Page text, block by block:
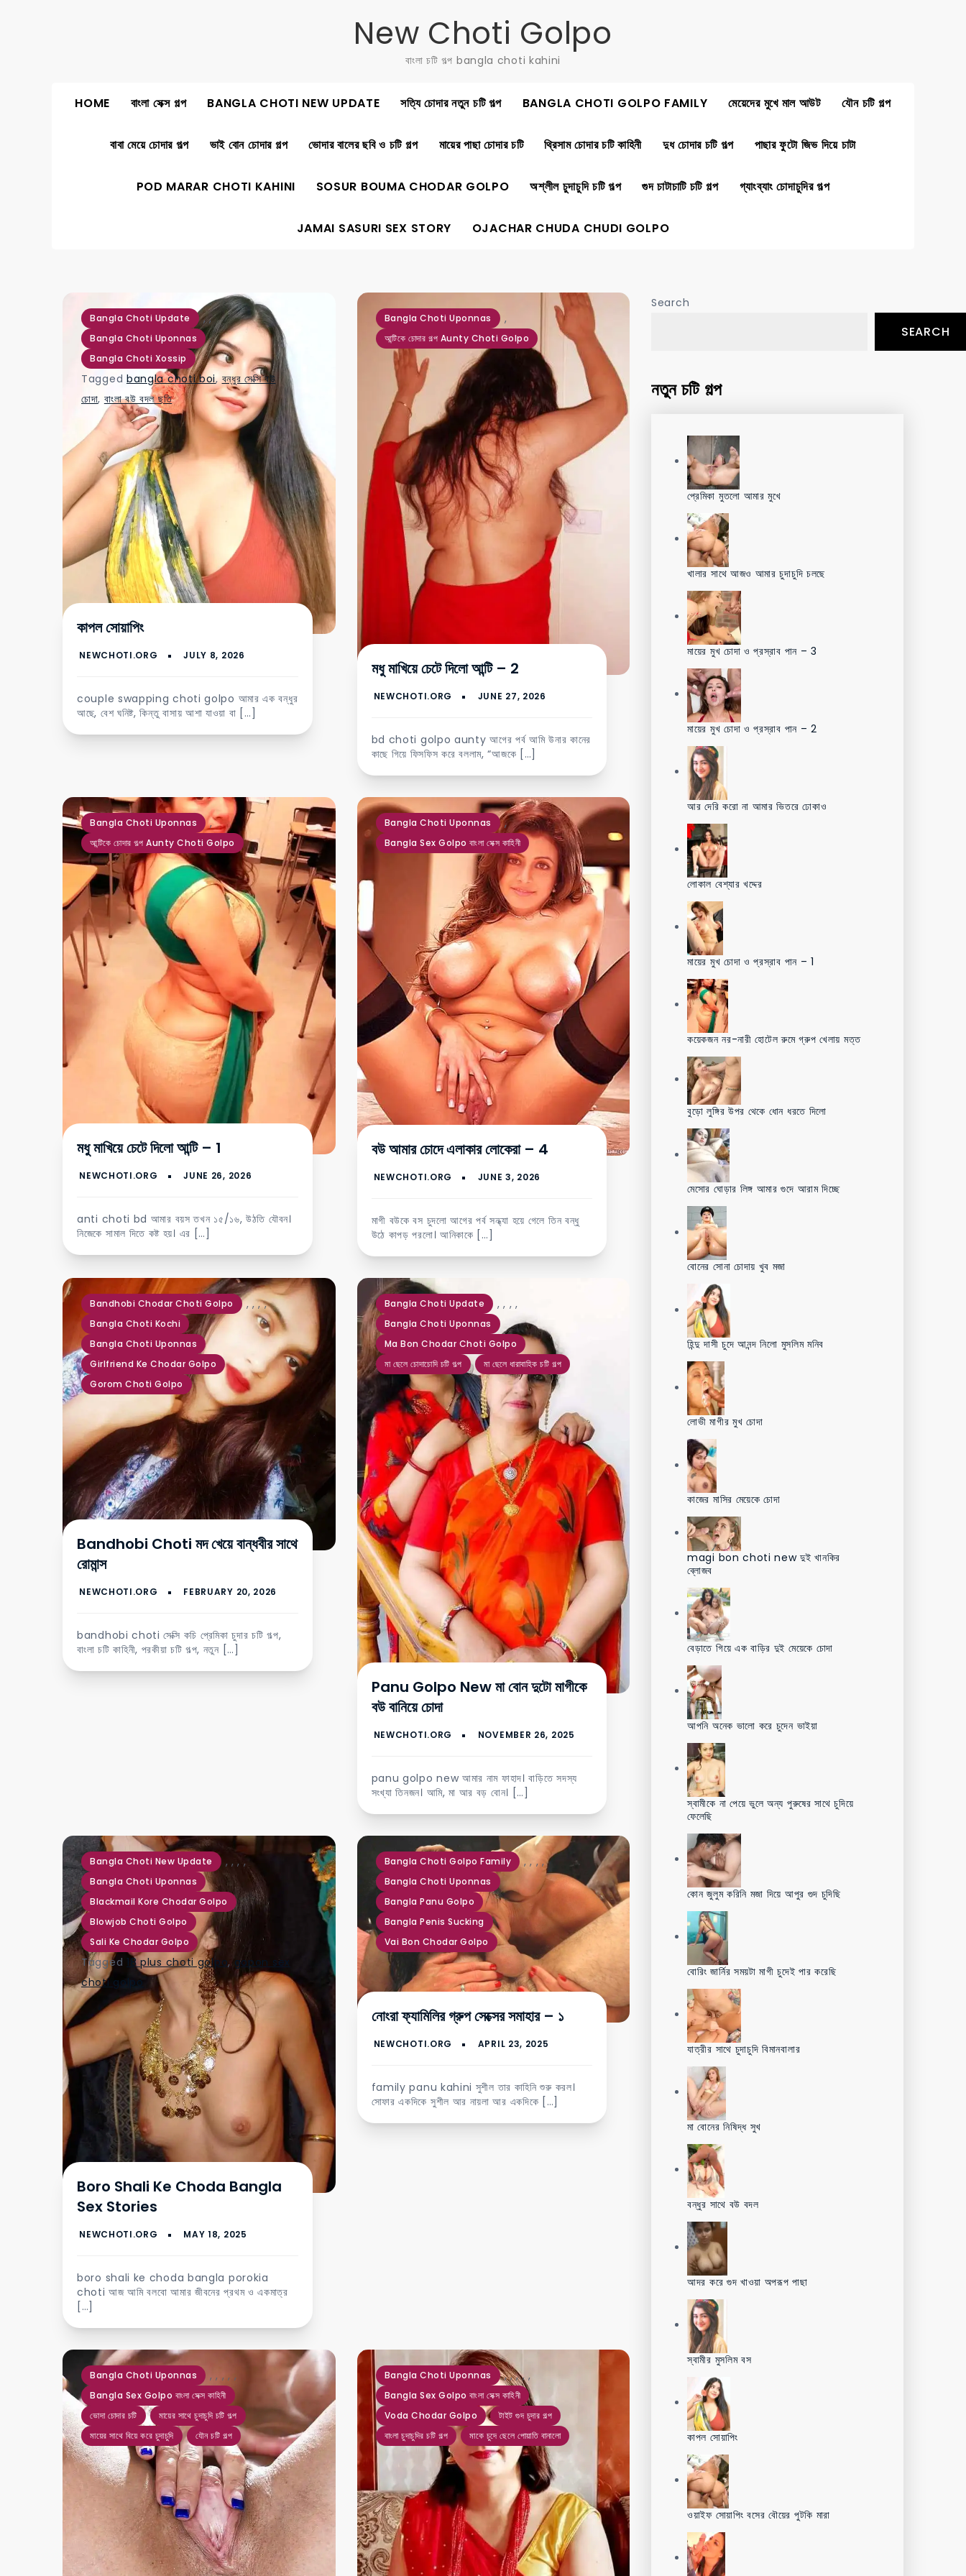
New Choti Golpo
বাংলা চটি গল্প bangla choti kahini
HOME বাংলা সেক্স গল্প BANGLA CHOTI NEW UPDATE সত্যি চোদার নতুন চটি গল্প BANGLA CHOTI GOLPO FAMILY মেয়েদের মুখে মাল আউট যৌন চটি গল্প
বাবা মেয়ে চোদার গল্প ভাই বোন চোদার গল্প ভোদার বালের ছবি ও চটি গল্প মায়ের পাছা চোদার চটি থ্রিসাম চোদার চটি কাহিনী দুধ চোদার চটি গল্প পাছার ফুটো জিভ দিয়ে চাটা
POD MARAR CHOTI KAHINI SOSUR BOUMA CHODAR GOLPO অশ্লীল চুদাচুদি চটি গল্প গুদ চাটাচাটি চটি গল্প গ্যাংব্যাং চোদাচুদির গল্প
JAMAI SASURI SEX STORY OJACHAR CHUDA CHUDI GOLPO
Bangla Choti Update ,
Bangla Choti Uponnas
,
Bangla Choti Xossip
Tagged bangla choti boi,বন্ধুর সেক্সি বউ
চোদা, বাংলা বউ বদল ছতি
কাপল সোয়াপিং
couple swapping choti golpo আমার এক বন্ধুর
আছে, বেশ ঘনিষ্ট, কিন্তু বাসায় আশা যাওয়া বা […]
Bangla Choti Uponnas ,
আন্টিকে চোদার গল্প Aunty Choti Golpo
মধু মাখিয়ে চেটে দিলো আন্টি – 2
bd choti golpo aunty আগের পর্ব আমি উনার কানের
কাছে গিয়ে ফিসফিস করে বললাম, “আজকে […]
Bangla Choti Uponnas ,
আন্টিকে চোদার গল্প Aunty Choti Golpo
মধু মাখিয়ে চেটে দিলো আন্টি – 1
anti choti bd আমার বয়স তখন ১৫/১৬, উঠতি যৌবন।
নিজেকে সামাল দিতে কষ্ট হয়। এর […]
Bangla Choti Uponnas ,
Bangla Sex Golpo বাংলা সেক্স কাহিনী
বউ আমার চোদে এলাকার লোকেরা – 4
মাগী বউকে বস চুদলো আগের পর্ব সন্ধ্যা হয়ে গেলে তিন বন্ধু
উঠে কাপড় পরলো। আনিকাকে […]
Bandhobi Chodar Choti Golpo ,
Bangla Choti Kochi
,
Bangla Choti Uponnas
,
Girlfriend Ke Chodar Golpo
,
Gorom Choti Golpo
Bandhobi Choti মদ খেয়ে বান্ধবীর সাথে
রোমান্স
bandhobi choti সেক্সি কচি প্রেমিকা চুদার চটি গল্প,
বাংলা চটি কাহিনী, পরকীয়া চটি গল্প, নতুন […]
Bangla Choti Update ,
Bangla Choti Uponnas
,
Ma Bon Chodar Choti Golpo
,
মা ছেলে চোদাচোদি চটি গল্প
,
মা ছেলে ধারাবাহিক চটি গল্প
Panu Golpo New মা বোন দুটো মাগীকে
বউ বানিয়ে চোদা
panu golpo new আমার নাম ফাহাদ। বাড়িতে সদস্য
সংখ্যা তিনজন। আমি, মা আর বড় বোন। […]
Bangla Choti New Update ,
Bangla Choti Uponnas
,
Blackmail Kore Chodar Golpo
,
Blowjob Choti Golpo
,
Sali Ke Chodar Golpo
Tagged 18 plus choti golpo,gopon sex
choti golpo
Boro Shali Ke Choda Bangla
Sex Stories
boro shali ke choda bangla porokia
choti আজ আমি বলবো আমার জীবনের প্রথম ও একমাত্র
[…]
Bangla Choti Golpo Family ,
Bangla Choti Uponnas
,
Bangla Panu Golpo
,
Bangla Penis Sucking
,
Vai Bon Chodar Golpo
নোংরা ফ্যামিলির গ্রুপ সেক্সের সমাহার – ১
family panu kahini সুশীল তার কাহিনি শুরু করল।
সোফার একদিকে সুশীল আর নায়লা আর একদিকে […]
Bangla Choti Uponnas ,
Bangla Sex Golpo বাংলা সেক্স কাহিনী
,
ভোদা চোদার চটি
,
মায়ের সাথে চুদাচুদি চটি গল্প
,
মায়ের সাথে বিয়ে করে চুদাচুদি
,
যৌন চটি গল্প
Bangla Choti Uponnas ,
Bangla Sex Golpo বাংলা সেক্স কাহিনী
,
Voda Chodar Golpo
,
টাইট গুদ চুদার গল্প
,
বাংলা চুদাচুদির চটি গল্প
,
মাকে চুদে ছেলে পোয়াতি বানালো
Search
SEARCH
নতুন চটি গল্প
প্রেমিকা মুতলো আমার মুখে
খালার সাথে আজও আমার চুদাচুদি চলছে
মায়ের মুখ চোদা ও প্রস্রাব পান – 3
মায়ের মুখ চোদা ও প্রস্রাব পান – 2
আর দেরি করো না আমার ভিতরে ঢোকাও
লোকাল বেশ্যার খদ্দের
মায়ের মুখ চোদা ও প্রস্রাব পান – 1
কয়েকজন নর-নারী হোটেল রুমে গ্রুপ খেলায় মত্ত
বুড়ো লুঙ্গির উপর থেকে ধোন ধরতে দিলো
মেসোর ঘোড়ার লিঙ্গ আমার গুদে আরাম দিচ্ছে
বোনের সোনা চোদায় খুব মজা
হিন্দু দাসী চুদে আনন্দ নিলো মুসলিম মনিব
লোভী মাগীর মুখ চোদা
কাজের মাসির মেয়েকে চোদা
magi bon choti new দুই খানকির
ব্লোজব
বেড়াতে গিয়ে এক বাড়ির দুই মেয়েকে চোদা
আপনি অনেক ভালো করে চুদেন ভাইয়া
স্বামীকে না পেয়ে ভুলে অন্য পুরুষের সাথে চুদিয়ে
ফেলেছি
কোন জুলুম করিনি মজা দিয়ে আপুর গুদ চুদিছি
বোরিং জার্নির সময়টা মাগী চুদেই পার করেছি
যাত্রীর সাথে চুদাচুদি বিমানবালার
মা বোনের নিষিদ্ধ সুখ
বন্ধুর সাথে বউ বদল
আদর করে গুদ খাওয়া অপরূপ পাছা
স্বামীর মুসলিম বস
কাপল সোয়াপিং
ওয়াইফ সোয়াপিং বসের বৌয়ের পুটকি মারা